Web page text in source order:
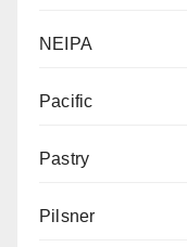
NEIPA
Pacific
Pastry
Pilsner